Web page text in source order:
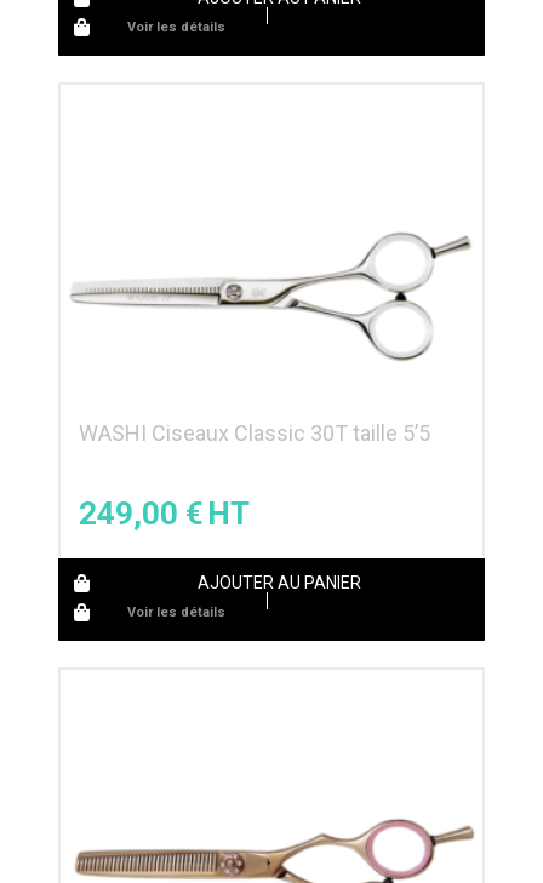
Voir les détails
WASHI Ciseaux Classic 30T taille 5’5
249,00 €
AJOUTER AU PANIER
Voir les détails